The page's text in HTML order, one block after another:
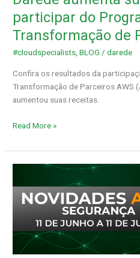
participar do
Transformação de
#cloudspecialists,BLOG /darede
Confira os resultados da
Transformação de Parceiros AWS
aumentou suas receitas.
Transformação
de
Parceiros
AWS
Read More »
AWS
Segurança:
11